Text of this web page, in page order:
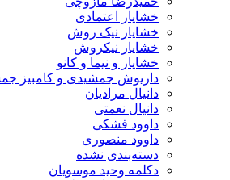
خشایار اعتمادی
خشایار نیک روش
خشایار نیکروش
خشایار و نیما و کانو
داریوش جمشیدی و کامبیز
دانیال مرادیان
دانیال نعمتی
داوود فشکی
داوود منصوری
دسته‌بندی نشده
دکلمه وحید موسویان